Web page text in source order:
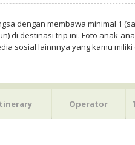
dengan membawa minimal 1
di destinasi trip ini. Foto anak-
sosial lainnnya yang kamu
Operator